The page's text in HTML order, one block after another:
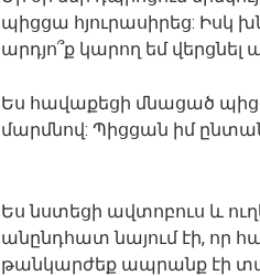
պիցցա հյուրասիրեց: Իսկ
արդյո՞ք կարող եմ վերցնել
Ես հավաքեցի մնացած
մարմնով: Պիցցան իմ
Ես նստեցի ավտոբուս և
անընդհատ նայում էի, որ
թանկարժեք ապրանք էի